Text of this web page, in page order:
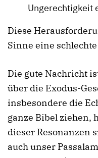
Ungerechtigkeit
Diese
Sinne eine
Die gute Nachricht
über die Exodus-
insbesondere die
ganze Bibel ziehen,
dieser Resonanzen
auch unser